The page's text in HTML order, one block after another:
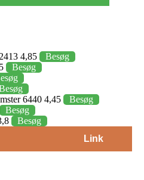
4,85
Besøg
Besøg
6440 4,45
Besøg
Besøg
Besøg
Link